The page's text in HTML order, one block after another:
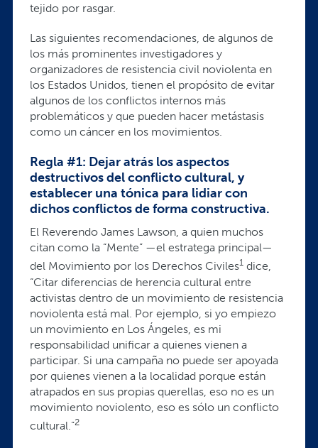
tejido por rasgar.
Las siguientes recomendaciones, de algunos de
los más prominentes investigadores y
organizadores de resistencia civil noviolenta en
los Estados Unidos, tienen el propósito de evitar
algunos de los conflictos internos más
problemáticos y que pueden hacer metástasis
como un cáncer en los movimientos.
Regla #1: Dejar atrás los aspectos
destructivos del conflicto cultural, y
establecer una tónica para lidiar con
dichos conflictos de forma constructiva.
El Reverendo James Lawson, a quien muchos
citan como la “Mente” —el estratega principal—
del Movimiento por los Derechos Civiles1 dice,
“Citar diferencias de herencia cultural entre
activistas dentro de un movimiento de resistencia
noviolenta está mal. Por ejemplo, si yo empiezo
un movimiento en Los Ángeles, es mi
responsabilidad unificar a quienes vienen a
participar. Si una campaña no puede ser apoyada
por quienes vienen a la localidad porque están
atrapados en sus propias querellas, eso no es un
movimiento noviolento, eso es sólo un conflicto
cultural.”2